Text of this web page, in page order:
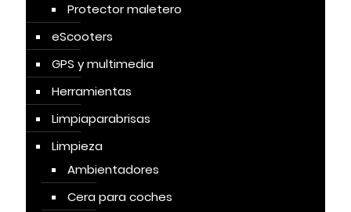
Protector maletero
eScooters
GPS y multimedia
Herramientas
Limpiaparabrisas
Limpieza
Ambientadores
Cera para coches